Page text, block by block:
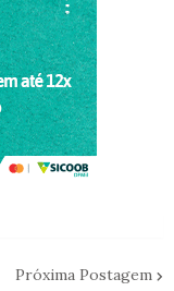
Próxima Postagem